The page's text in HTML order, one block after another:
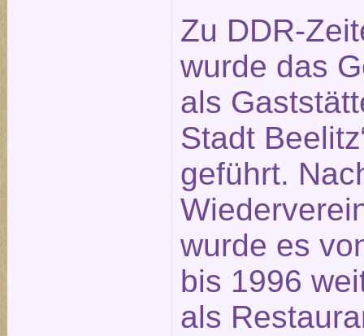
Zu DDR-
wurde das
als
Stadt
geführt.
wurde es
bis 1996
als